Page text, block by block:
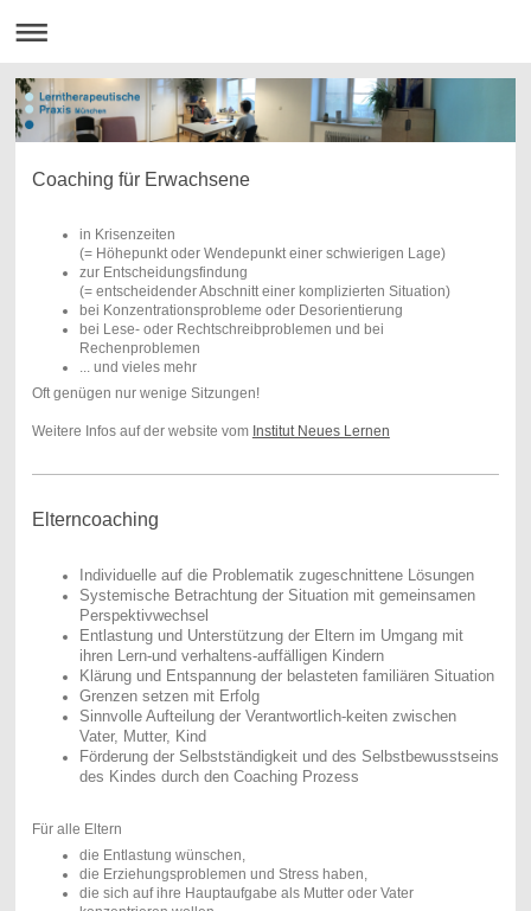
Coaching für Erwachsene
in Krisenzeiten
(= Höhepunkt oder Wendepunkt einer schwierigen Lage)
zur Entscheidungsfindung
(= entscheidender Abschnitt einer komplizierten Situation)
bei Konzentrationsprobleme oder Desorientierung
bei Lese- oder Rechtschreibproblemen und bei
Rechenproblemen
... und vieles mehr
Oft genügen nur wenige Sitzungen!
Weitere Infos auf der website vom Institut Neues Lernen
Elterncoaching
Individuelle auf die Problematik zugeschnittene Lösungen
Systemische Betrachtung der Situation mit gemeinsamen
Perspektivwechsel
Entlastung und Unterstützung der Eltern im Umgang mit
ihren Lern-und verhaltens-auffälligen Kindern
Klärung und Entspannung der belasteten familiären Situation
Grenzen setzen mit Erfolg
Sinnvolle Aufteilung der Verantwortlich-keiten zwischen
Vater, Mutter, Kind
Förderung der Selbstständigkeit und des Selbstbewusstseins
des Kindes durch den Coaching Prozess
Für alle Eltern
die Entlastung wünschen,
die Erziehungsproblemen und Stress haben,
die sich auf ihre Hauptaufgabe als Mutter oder Vater